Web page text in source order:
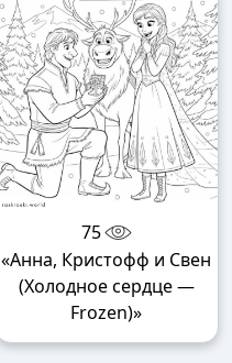
75
«Анна, Кристофф и Свен
(Холодное сердце —
Frozen)»